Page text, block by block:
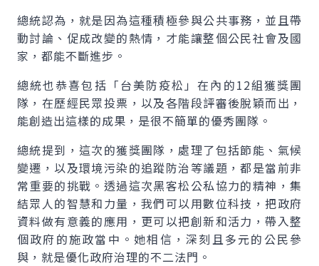
總統認為，就是因為這種積極參與公共事務，並且帶
動討論、促成改變的熱情，才能讓整個公民社會及國
家，都能不斷進步。
總統也恭喜包括「台美防疫松」在內的12組獲獎團
隊，在歷經民眾投票，以及各階段評審後脫穎而出，
能創造出這樣的成果，是很不簡單的優秀團隊。
總統提到，這次的獲獎團隊，處理了包括節能、氣候
變遷，以及環境污染的追蹤防治等議題，都是當前非
常重要的挑戰。透過這次黑客松公私協力的精神，集
結眾人的智慧和力量，我們可以用數位科技，把政府
資料做有意義的應用，更可以把創新和活力，帶入整
個政府的施政當中。她相信，深刻且多元的公民參
與，就是優化政府治理的不二法門。